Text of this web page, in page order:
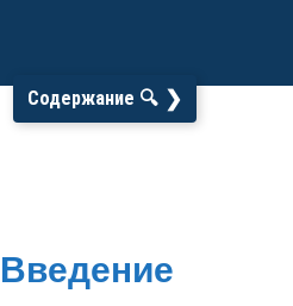
Введение
Содержание 🔍 ❯